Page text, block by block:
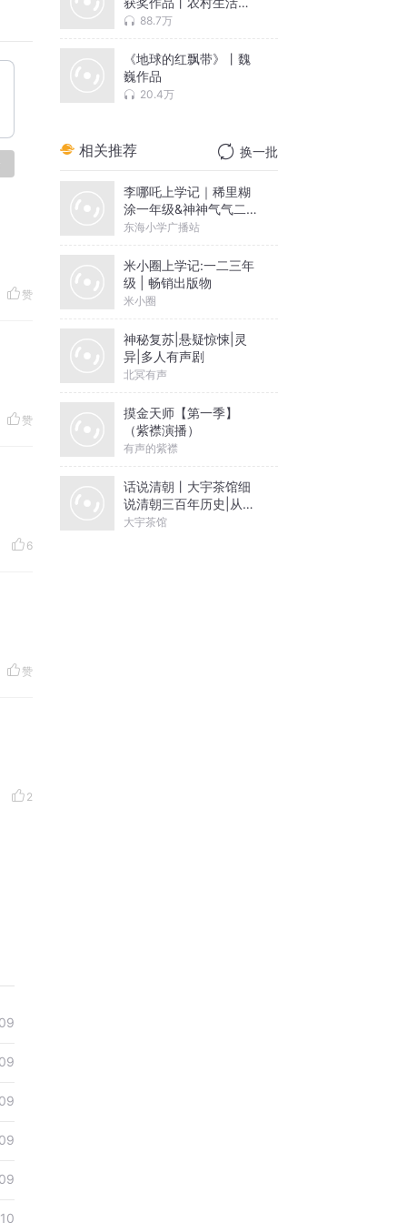
赞
赞
6
赞
2
革 88.7万
《地球的红飘带》丨魏
巍作品
20.4万
相关推荐 换一批
李哪吒上学记｜稀里糊
涂一年级&神神气气二年
级
东海小学广播站
米小圈上学记:一二三年
级 | 畅销出版物
米小圈
神秘复苏|悬疑惊悚|灵
异|多人有声剧
北冥有声
摸金天师【第一季】
（紫襟演播）
有声的紫襟
话说清朝丨大宇茶馆细
说清朝三百年历史|从努
尔哈赤到末代皇帝溥仪|
大宇茶馆